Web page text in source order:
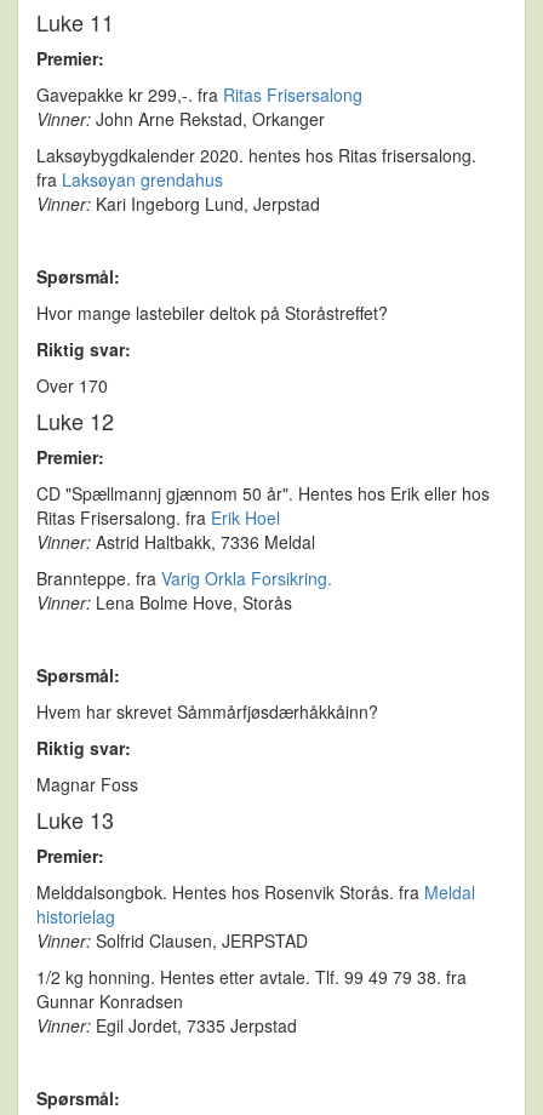
Luke 11
Premier:
Gavepakke kr 299,-. fra Ritas Frisersalong
Vinner: John Arne Rekstad, Orkanger
Laksøybygdkalender 2020. hentes hos Ritas frisersalong.
fra Laksøyan grendahus
Vinner: Kari Ingeborg Lund, Jerpstad
Spørsmål:
Hvor mange lastebiler deltok på Storåstreffet?
Riktig svar:
Over 170
Luke 12
Premier:
CD "Spællmannj gjænnom 50 år". Hentes hos Erik eller hos
Ritas Frisersalong. fra Erik Hoel
Vinner: Astrid Haltbakk, 7336 Meldal
Brannteppe. fra Varig Orkla Forsikring.
Vinner: Lena Bolme Hove, Storås
Spørsmål:
Hvem har skrevet Såmmårfjøsdærhåkkåinn?
Riktig svar:
Magnar Foss
Luke 13
Premier:
Melddalsongbok. Hentes hos Rosenvik Storås. fra Meldal
historielag
Vinner: Solfrid Clausen, JERPSTAD
1/2 kg honning. Hentes etter avtale. Tlf. 99 49 79 38. fra
Gunnar Konradsen
Vinner: Egil Jordet, 7335 Jerpstad
Spørsmål: